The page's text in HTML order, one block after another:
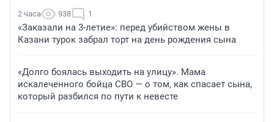
2 часа 938 1
«Заказали на 3-летие»: перед убийством жены в
Казани турок забрал торт на день рождения сына
«Долго боялась выходить на улицу». Мама
искалеченного бойца СВО — о том, как спасает сына,
который разбился по пути к невесте